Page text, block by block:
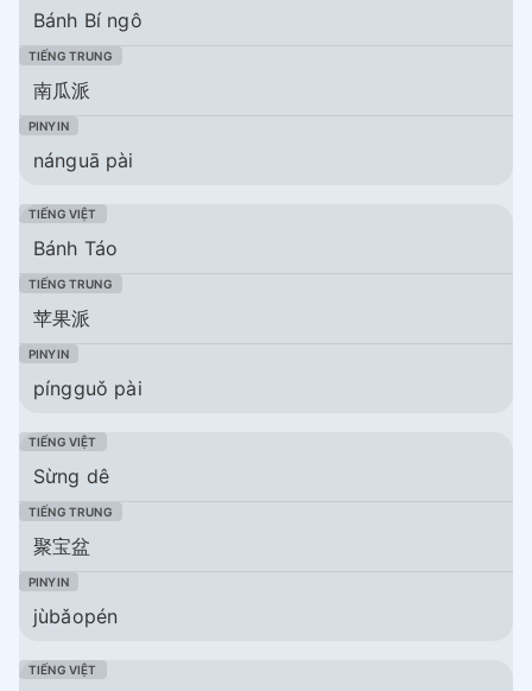
Bánh Bí ngô
南瓜派
nánguā pài
Bánh Táo
苹果派
píngguǒ pài
Sừng dê
聚宝盆
jùbǎopén